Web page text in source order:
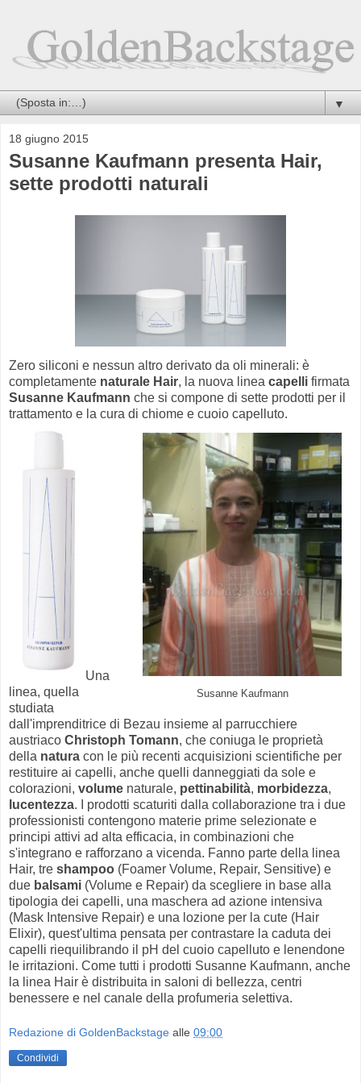
▼
18 giugno 2015
Susanne Kaufmann presenta Hair,
sette prodotti naturali
Zero siliconi e nessun altro derivato da oli minerali: è
completamente naturale Hair, la nuova linea capelli firmata
Susanne Kaufmann che si compone di sette prodotti per il
trattamento e la cura di chiome e cuoio capelluto.
Susanne Kaufmann
Una
linea, quella
studiata
dall'imprenditrice di Bezau insieme al parrucchiere
austriaco Christoph Tomann, che coniuga le proprietà
della natura con le più recenti acquisizioni scientifiche per
restituire ai capelli, anche quelli danneggiati da sole e
colorazioni, volume naturale, pettinabilità, morbidezza,
lucentezza. I prodotti scaturiti dalla collaborazione tra i due
professionisti contengono materie prime selezionate e
principi attivi ad alta efficacia, in combinazioni che
s'integrano e rafforzano a vicenda. Fanno parte della linea
Hair, tre shampoo (Foamer Volume, Repair, Sensitive) e
due balsami (Volume e Repair) da scegliere in base alla
tipologia dei capelli, una maschera ad azione intensiva
(Mask Intensive Repair) e una lozione per la cute (Hair
Elixir), quest'ultima pensata per contrastare la caduta dei
capelli riequilibrando il pH del cuoio capelluto e lenendone
le irritazioni. Come tutti i prodotti Susanne Kaufmann, anche
la linea Hair è distribuita in saloni di bellezza, centri
benessere e nel canale della profumeria selettiva.
Redazione di GoldenBackstage alle 09:00
Condividi